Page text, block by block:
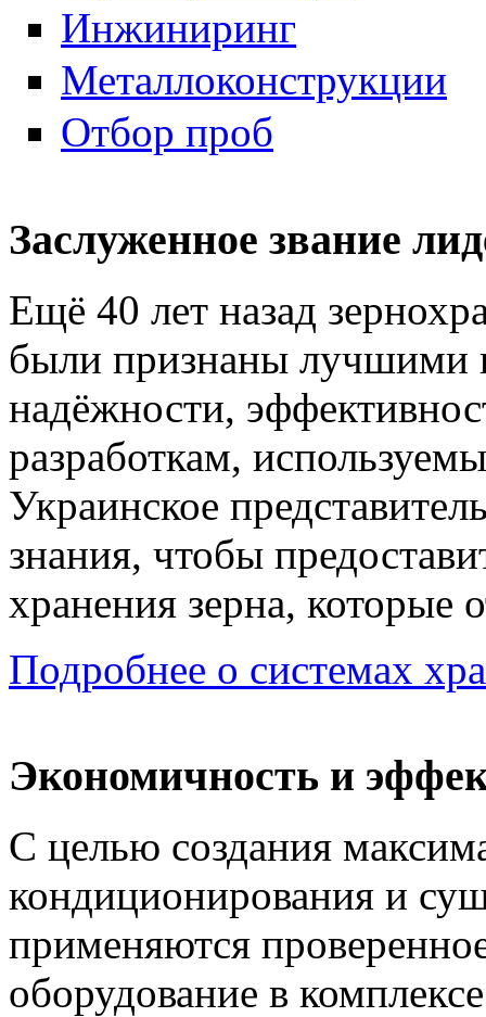
Инжиниринг
Металлоконструкции
Отбор проб
Заслуженное звание
Ещё 40 лет назад
были признаны лучшими
надёжности,
разработкам,
Украинское
знания, чтобы
хранения зерна, которые
Подробнее о системах
Экономичность и
С целью создания
кондиционирования и
применяются
оборудование в